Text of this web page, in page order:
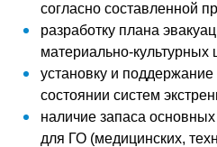
согласно составленной
разработку плана
материально-
установку и
состоянии систем
наличие запаса
для ГО (медицинских,